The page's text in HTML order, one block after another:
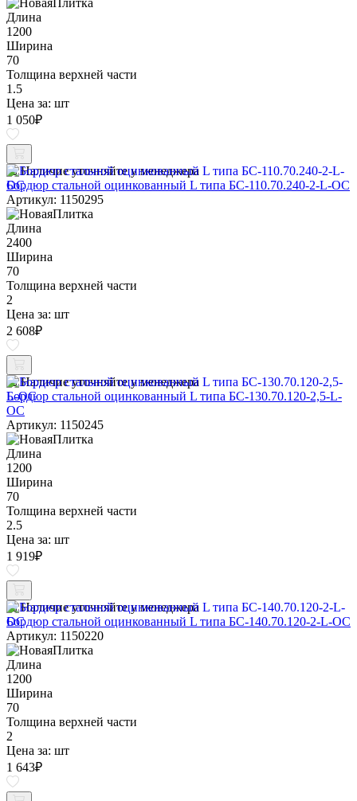
Длина
1200
Ширина
70
Толщина верхней части
1.5
Цена за: шт
1 050₽
Наличие уточняйте у менеджера
Бордюр стальной оцинкованный L типа БС-110.70.240-2-L-ОС
Артикул: 1150295
Длина
2400
Ширина
70
Толщина верхней части
2
Цена за: шт
2 608₽
Наличие уточняйте у менеджера
Бордюр стальной оцинкованный L типа БС-130.70.120-2,5-L-
ОС
Артикул: 1150245
Длина
1200
Ширина
70
Толщина верхней части
2.5
Цена за: шт
1 919₽
Наличие уточняйте у менеджера
Бордюр стальной оцинкованный L типа БС-140.70.120-2-L-ОС
Артикул: 1150220
Длина
1200
Ширина
70
Толщина верхней части
2
Цена за: шт
1 643₽